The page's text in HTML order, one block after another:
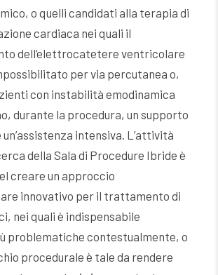
o quelli candidati alla terapia di
cardiaca nei quali il
dell’elettrocatetere ventricolare
per via percutanea o,
con instabilità emodinamica
durante la procedura, un supporto
intensiva. L’attività
della Sala di Procedure Ibride è
creare un approccio
innovativo per il trattamento di
nei quali è indispensabile
problematiche contestualmente, o
procedurale è tale da rendere